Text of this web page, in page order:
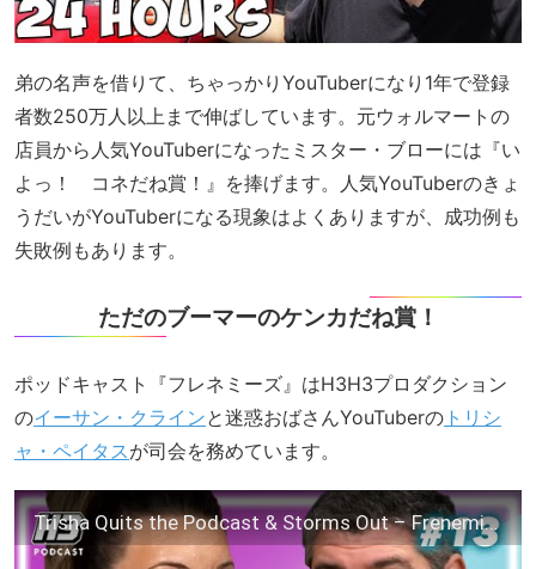
弟の名声を借りて、ちゃっかりYouTuberになり1年で登録
者数250万人以上まで伸ばしています。元ウォルマートの
店員から人気YouTuberになったミスター・ブローには『い
よっ！ コネだね賞！』を捧げます。人気YouTuberのきょ
うだいがYouTuberになる現象はよくありますが、成功例も
失敗例もあります。
ただのブーマーのケンカだね賞！
ポッドキャスト『フレネミーズ』はH3H3プロダクション
のイーサン・クラインと迷惑おばさんYouTuberの トリシ
ャ・ペイタスが司会を務めています。
Trisha Quits the Podcast & Storms Out – Frenemies #13